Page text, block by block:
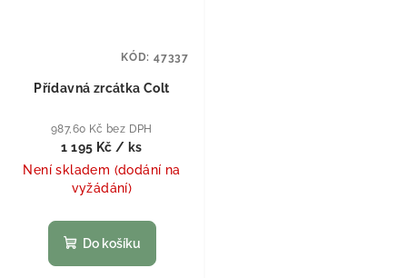
Přídavná zrcátka Colt
987,60 Kč bez DPH
1 195 Kč / ks
Není skladem (dodání na
vyžádání)
Do košíku
KÓD: 47337